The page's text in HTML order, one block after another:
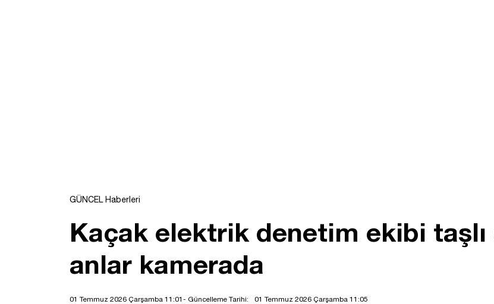
GÜNCEL Haberleri
Kaçak elektrik denetim ekibi taşlı
anlar kamerada
01 Temmuz 2026 Çarşamba 11:01 - Güncelleme Tarihi: 01 Temmuz 2026 Çarşamba 11:05